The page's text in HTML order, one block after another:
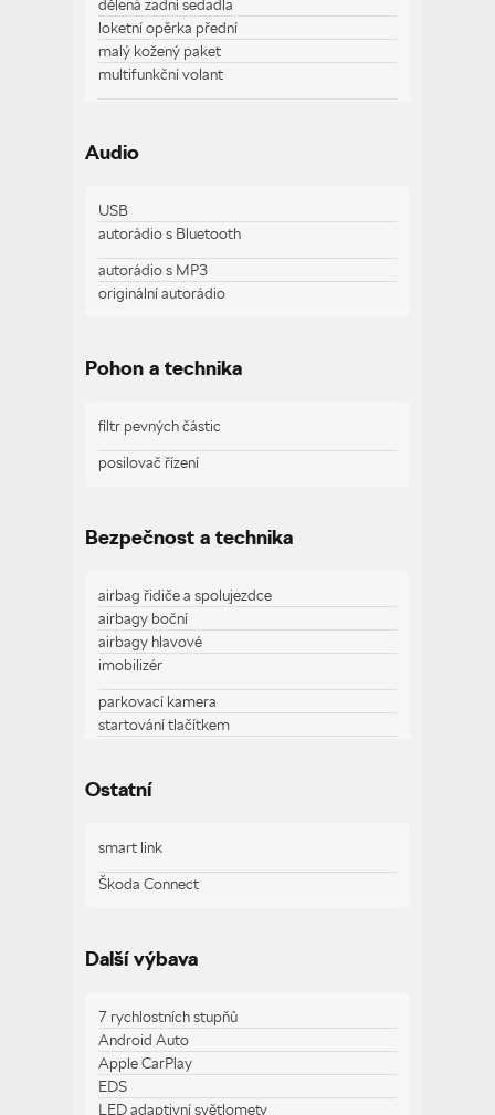
dělená zadní sedadla
loketní opěrka přední
malý kožený paket
multifunkční volant
sportovní sedadla
vyhřívaná sedadla
vyhřívaný volant
Zobrazit více
Audio
USB
autorádio s Bluetooth
autorádio s MP3
originální autorádio
Pohon a technika
filtr pevných částic
posilovač řízení
Bezpečnost a technika
airbag řidiče a spolujezdce
airbagy boční
airbagy hlavové
imobilizér
parkovací kamera
startování tlačítkem
Zobrazit více
Ostatní
smart link
Škoda Connect
Další výbava
7 rychlostních stupňů
Android Auto
Apple CarPlay
EDS
LED adaptivní světlomety